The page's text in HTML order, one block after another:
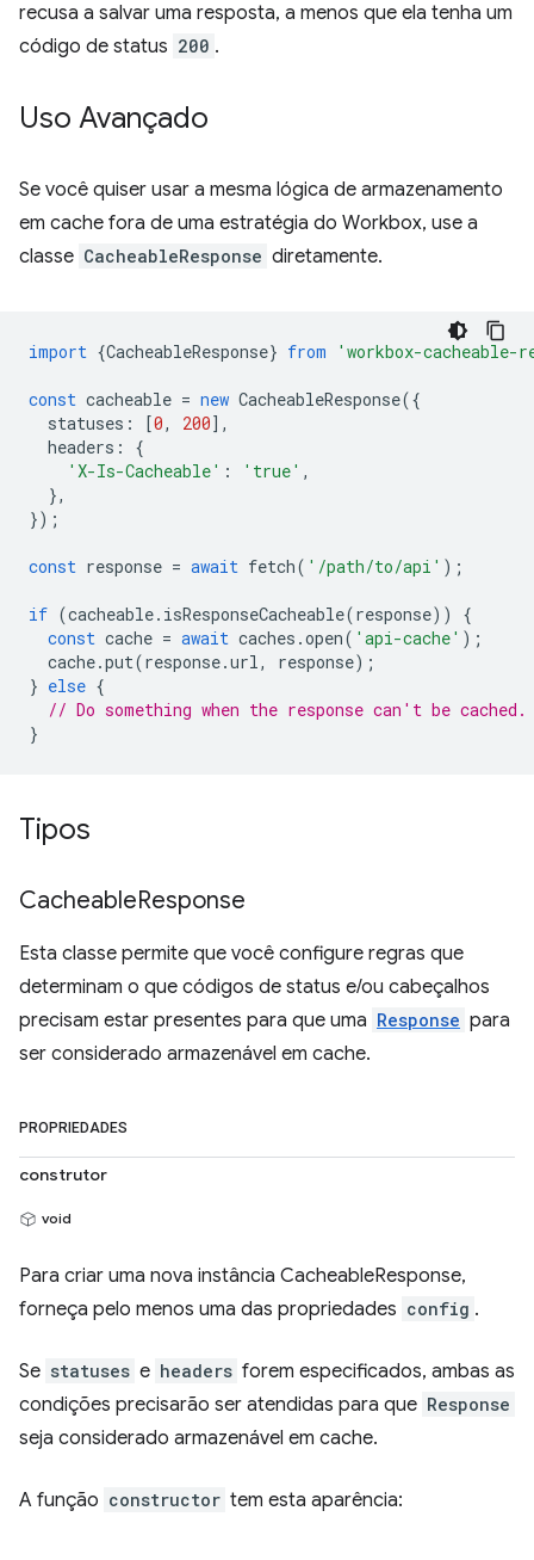
recusa a salvar uma resposta, a menos que ela tenha um
código de status 200 .
Uso Avançado
Se você quiser usar a mesma lógica de armazenamento
em cache fora de uma estratégia do Workbox, use a
classe CacheableResponse diretamente.
import {CacheableResponse} from 'workbox-cacheable-
const cacheable = new CacheableResponse({
statuses : [0, 200],
headers :
{
'X-Is-Cacheable' : 'true' ,
},
});
const response = await fetch( '/path/to/api' );
if (cacheable. isResponseCacheable(response))
{
const cache = await caches .open( 'api-cache' );
cache.put(response.url, response);
} else {
// Do something when the response can't be cached.
}
Tipos
CacheableResponse
Esta classe permite que você configure regras que
determinam o que códigos de status e/ou cabeçalhos
precisam estar presentes para que uma Response para
ser considerado armazenável em cache.
PROPRIEDADES
construtor
void
Para criar uma nova instância CacheableResponse,
forneça pelo menos uma das propriedades config .
Se statuses e headers forem especificados, ambas as
condições precisarão ser atendidas para que Response
seja considerado armazenável em cache.
A função constructor tem esta aparência: